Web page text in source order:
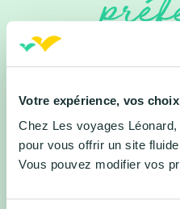
Votre expérience, vos choix
Chez Les voyages Léonard, nous utilisons des cookies
pour vous offrir un site
Vous pouvez modifier vos
Forest National, Belgique
Lloret de Mar, Espagne
Disneyland® Paris, France
Occitanie, France
Vosges, France
Riviera Adriatique, Italie